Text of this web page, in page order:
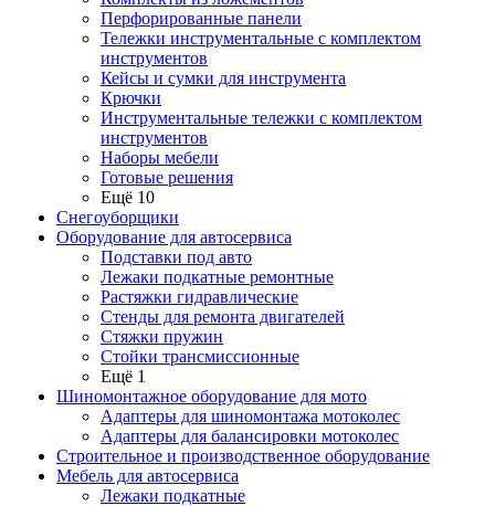
Перфорированные панели
Тележки инструментальные с комплектом
инструментов
Кейсы и сумки для инструмента
Крючки
Инструментальные тележки с комплектом
инструментов
Наборы мебели
Готовые решения
Ещё 10
Снегоуборщики
Оборудование для автосервиса
Подставки под авто
Лежаки подкатные ремонтные
Растяжки гидравлические
Стенды для ремонта двигателей
Стяжки пружин
Стойки трансмиссионные
Ещё 1
Шиномонтажное оборудование для мото
Адаптеры для шиномонтажа мотоколес
Адаптеры для балансировки мотоколес
Строительное и производственное оборудование
Мебель для автосервиса
Лежаки подкатные